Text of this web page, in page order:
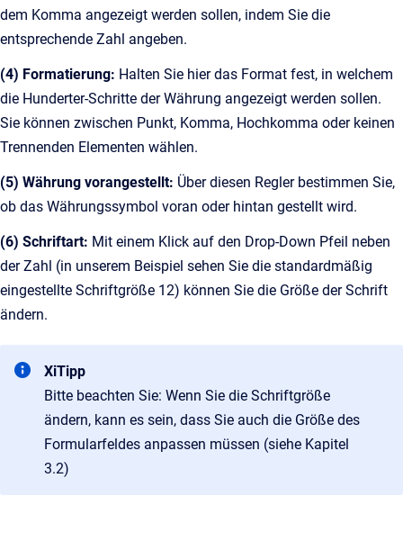
dem Komma angezeigt werden sollen, indem Sie die
entsprechende Zahl angeben.
(4) Formatierung: Halten Sie hier das Format fest, in welchem
die Hunderter-Schritte der Währung angezeigt werden sollen.
Sie können zwischen Punkt, Komma, Hochkomma oder keinen
Trennenden Elementen wählen.
(5) Währung vorangestellt: Über diesen Regler bestimmen Sie,
ob das Währungssymbol voran oder hintan gestellt wird.
(6) Schriftart: Mit einem Klick auf den Drop-Down Pfeil neben
der Zahl (in unserem Beispiel sehen Sie die standardmäßig
eingestellte Schriftgröße 12) können Sie die Größe der Schrift
ändern.
XiTipp
Bitte beachten Sie: Wenn Sie die Schriftgröße
ändern, kann es sein, dass Sie auch die Größe des
Formularfeldes anpassen müssen (siehe Kapitel
3.2)